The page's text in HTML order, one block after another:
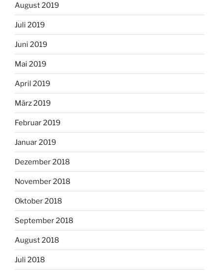
August 2019
Juli 2019
Juni 2019
Mai 2019
April 2019
März 2019
Februar 2019
Januar 2019
Dezember 2018
November 2018
Oktober 2018
September 2018
August 2018
Juli 2018